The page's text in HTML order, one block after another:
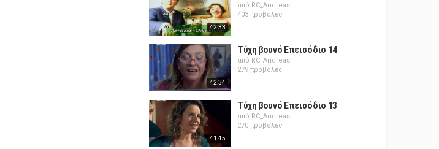
42:33
από RC_Andreas
403 προβολές
42:34
Τύχη βουνό Επεισόδιο 14
από RC_Andreas
279 προβολές
41:45
Τύχη βουνό Επεισόδιο 13
από RC_Andreas
270 προβολές